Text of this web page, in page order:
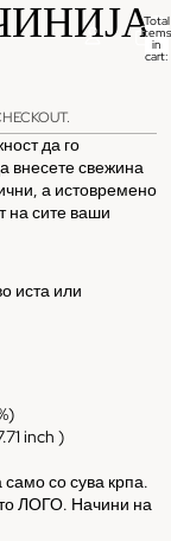
Total
items
in
cart:
да го
внесете свежина
а истовремено
на сите ваши
иста или
inch )
со сува крпа.
ЛОГО. Начини на